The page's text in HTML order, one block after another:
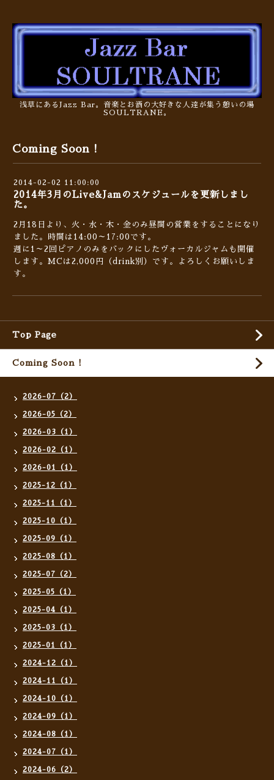
浅草にあるJazz Bar。音楽とお酒の大好きな人達が集う憩いの場
SOULTRANE。
Coming Soon !
2014-02-02 11:00:00
2014年3月のLive&Jamのスケジュールを更新しまし
た。
2月18日より、火・水・木・金のみ昼間の営業をすることになり
ました。時間は14:00～17:00です。
週に1～2回ピアノのみをバックにしたヴォーカルジャムも開催
します。MCは2,000円（drink別）です。よろしくお願いしま
す。
Top Page
Coming Soon !
2026-07（2）
2026-05（2）
2026-03（1）
2026-02（1）
2026-01（1）
2025-12（1）
2025-11（1）
2025-10（1）
2025-09（1）
2025-08（1）
2025-07（2）
2025-05（1）
2025-04（1）
2025-03（1）
2025-01（1）
2024-12（1）
2024-11（1）
2024-10（1）
2024-09（1）
2024-08（1）
2024-07（1）
2024-06（2）